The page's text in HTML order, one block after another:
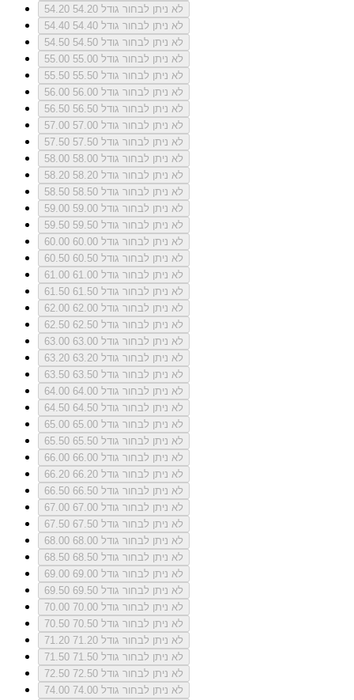
54.20
לא ניתן לבחור גודל 54.20
54.40
לא ניתן לבחור גודל 54.40
54.50
לא ניתן לבחור גודל 54.50
55.00
לא ניתן לבחור גודל 55.00
55.50
לא ניתן לבחור גודל 55.50
56.00
לא ניתן לבחור גודל 56.00
56.50
לא ניתן לבחור גודל 56.50
57.00
לא ניתן לבחור גודל 57.00
57.50
לא ניתן לבחור גודל 57.50
58.00
לא ניתן לבחור גודל 58.00
58.20
לא ניתן לבחור גודל 58.20
58.50
לא ניתן לבחור גודל 58.50
59.00
לא ניתן לבחור גודל 59.00
59.50
לא ניתן לבחור גודל 59.50
60.00
לא ניתן לבחור גודל 60.00
60.50
לא ניתן לבחור גודל 60.50
61.00
לא ניתן לבחור גודל 61.00
61.50
לא ניתן לבחור גודל 61.50
62.00
לא ניתן לבחור גודל 62.00
62.50
לא ניתן לבחור גודל 62.50
63.00
לא ניתן לבחור גודל 63.00
63.20
לא ניתן לבחור גודל 63.20
63.50
לא ניתן לבחור גודל 63.50
64.00
לא ניתן לבחור גודל 64.00
64.50
לא ניתן לבחור גודל 64.50
65.00
לא ניתן לבחור גודל 65.00
65.50
לא ניתן לבחור גודל 65.50
66.00
לא ניתן לבחור גודל 66.00
66.20
לא ניתן לבחור גודל 66.20
66.50
לא ניתן לבחור גודל 66.50
67.00
לא ניתן לבחור גודל 67.00
67.50
לא ניתן לבחור גודל 67.50
68.00
לא ניתן לבחור גודל 68.00
68.50
לא ניתן לבחור גודל 68.50
69.00
לא ניתן לבחור גודל 69.00
69.50
לא ניתן לבחור גודל 69.50
70.00
לא ניתן לבחור גודל 70.00
70.50
לא ניתן לבחור גודל 70.50
71.20
לא ניתן לבחור גודל 71.20
71.50
לא ניתן לבחור גודל 71.50
72.50
לא ניתן לבחור גודל 72.50
74.00
לא ניתן לבחור גודל 74.00